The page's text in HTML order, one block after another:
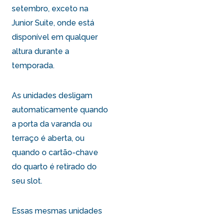
setembro, exceto na
Junior Suite, onde está
disponível em qualquer
altura durante a
temporada.
As unidades desligam
automaticamente quando
a porta da varanda ou
terraço é aberta, ou
quando o cartão-chave
do quarto é retirado do
seu slot.
Essas mesmas unidades